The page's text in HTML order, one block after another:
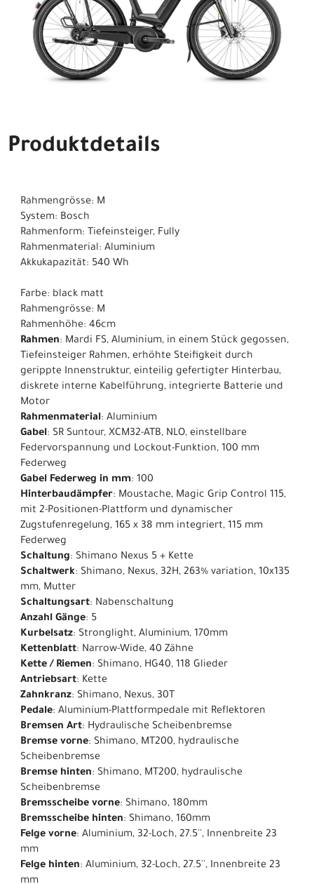
Produktdetails
Rahmengrösse: M
System: Bosch
Rahmenform: Tiefeinsteiger, Fully
Rahmenmaterial: Aluminium
Akkukapazität: 540 Wh
Farbe: black matt
Rahmengrösse: M
Rahmenhöhe: 46cm
Rahmen: Mardi FS, Aluminium, in einem Stück gegossen,
Tiefeinsteiger Rahmen, erhöhte Steifigkeit durch
gerippte Innenstruktur, einteilig gefertigter Hinterbau,
diskrete interne Kabelführung, integrierte Batterie und
Motor
Rahmenmaterial: Aluminium
Gabel: SR Suntour, XCM32-ATB, NLO, einstellbare
Federvorspannung und Lockout-Funktion, 100 mm
Federweg
Gabel Federweg in mm: 100
Hinterbaudämpfer: Moustache, Magic Grip Control 115,
mit 2-Positionen-Plattform und dynamischer
Zugstufenregelung, 165 x 38 mm integriert, 115 mm
Federweg
Schaltung: Shimano Nexus 5 + Kette
Schaltwerk: Shimano, Nexus, 32H, 263% variation, 10x135
mm, Mutter
Schaltungsart: Nabenschaltung
Anzahl Gänge: 5
Kurbelsatz: Stronglight, Aluminium, 170mm
Kettenblatt: Narrow-Wide, 40 Zähne
Kette / Riemen: Shimano, HG40, 118 Glieder
Antriebsart: Kette
Zahnkranz: Shimano, Nexus, 30T
Pedale: Aluminium-Plattformpedale mit Reflektoren
Bremsen Art: Hydraulische Scheibenbremse
Bremse vorne: Shimano, MT200, hydraulische
Scheibenbremse
Bremse hinten: Shimano, MT200, hydraulische
Scheibenbremse
Bremsscheibe vorne: Shimano, 180mm
Bremsscheibe hinten: Shimano, 160mm
Felge vorne: Aluminium, 32-Loch, 27.5'', Innenbreite 23
mm
Felge hinten: Aluminium, 32-Loch, 27.5'', Innenbreite 23
mm